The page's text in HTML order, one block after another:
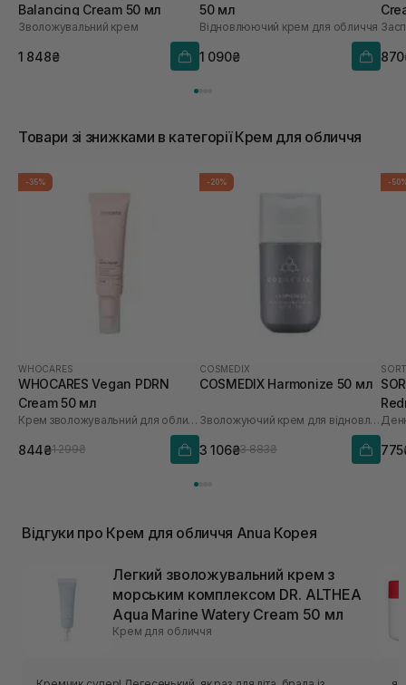
Balancing Cream 50 мл
Зволожувальний крем
1 848₴
50 мл
Відновлюючий крем для обличчя
1 090₴
Товари зі знижками в категорії Крем для обличчя
-35%
WHOCARES
WHOCARES Vegan PDRN
Cream 50 мл
Крем зволожувальний для обличчя із веганськими полінуклеотидами
844₴1 299₴
-20%
COSMEDIX
COSMEDIX Harmonize 50 мл
Зволожуючий крем для відновлення мікробіома
3 106₴3 883₴
-
30
Відгуки про Крем для обличчя Anua Корея
Легкий зволожувальний крем з
морським комплексом DR. ALTHEA
Aqua Marine Watery Cream 50 мл
Крем для обличчя